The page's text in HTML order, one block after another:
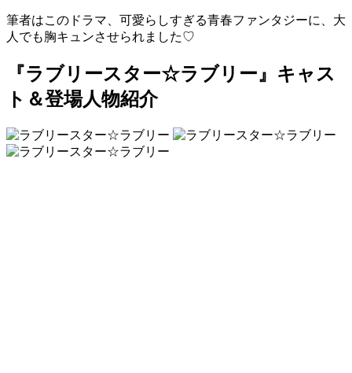
筆者はこのドラマ、可愛らしすぎる青春ファンタジーに、大
人でも胸キュンさせられました♡
『ラブリースター☆ラブリー』キャス
ト＆登場人物紹介